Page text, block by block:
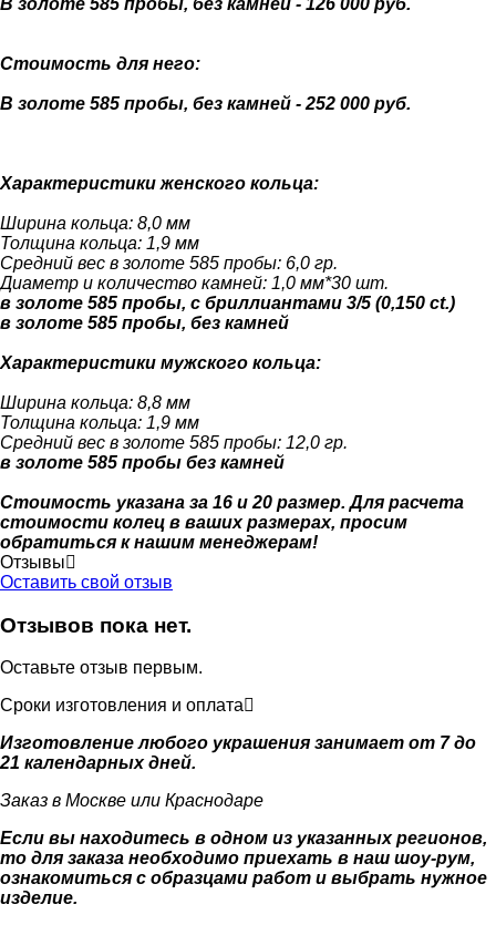
Стоимость для него:
В золоте 585 пробы, без камней - 252 000 руб.
Характеристики женского кольца:
Ширина кольца: 8,0 мм
Толщина кольца: 1,9 мм
Средний вес в золоте 585 пробы: 6,0 гр.
Диаметр и количество камней: 1,0 мм*30 шт.
в золоте 585 пробы, с бриллиантами 3/5 (0,150 ct.)
в золоте 585 пробы, без камней
Характеристики мужского кольца:
Ширина кольца: 8,8 мм
Толщина кольца: 1,9 мм
Средний вес в золоте 585 пробы: 12,0 гр.
в золоте 585 пробы без камней
Стоимость указана за 16 и 20 размер. Для расчета
стоимости колец в ваших размерах, просим
обратиться к нашим менеджерам!
Отзывы
Оставить свой отзыв
Отзывов пока нет.
Оставьте отзыв первым.
Сроки изготовления и оплата
Изготовление любого украшения занимает от 7 до
21 календарных дней.
Заказ в Москве или Краснодаре
Если вы находитесь в одном из указанных регионов,
то для заказа необходимо приехать в наш шоу-рум,
ознакомиться с образцами работ и выбрать нужное
изделие.